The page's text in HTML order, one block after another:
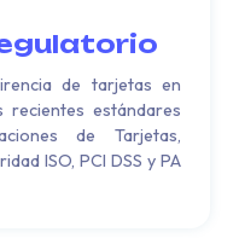
de tarjetas en
estándares
de Tarjetas,
ISO, PCI DSS y PA